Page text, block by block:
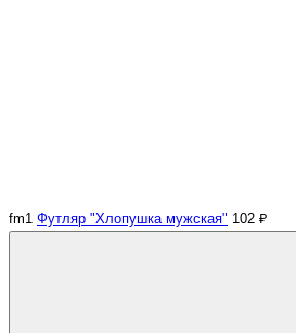
fm1 Футляр "Хлопушка мужская" 102 ₽